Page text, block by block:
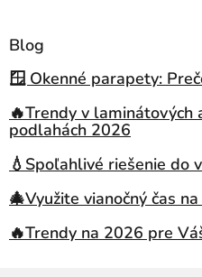
Blog
🪟 Okenné parapety:
🔥Trendy v laminátových
podlahách 2026
💧Spoľahlivé riešenie do
🎄Využite vianočný čas
🔥Trendy na 2026 pre